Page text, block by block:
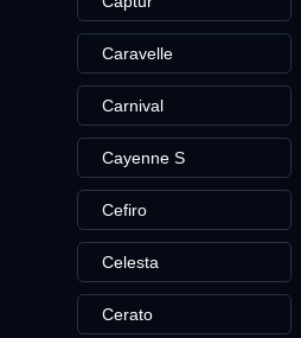
Caravelle
Carnival
Cayenne S
Cefiro
Celesta
Cerato